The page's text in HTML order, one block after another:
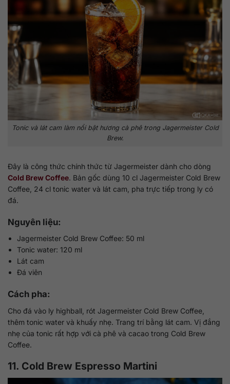
Tonic và lát cam làm nổi bật hương cà phê trong Jagermeister Cold
Brew.
Đây là công thức chính thức từ Jagermeister dành cho dòng
Cold Brew Coffee. Bản gốc dùng 10 cl Jagermeister Cold Brew
Coffee, 24 cl tonic water và lát cam, pha trực tiếp trong ly có
đá.
Nguyên liệu:
Jagermeister Cold Brew Coffee: 50 ml
Tonic water: 120 ml
Lát cam
Đá viên
Cách pha:
Cho đá vào ly highball, rót Jagermeister Cold Brew Coffee,
thêm tonic water và khuấy nhẹ. Trang trí bằng lát cam. Vị đắng
nhẹ của tonic rất hợp với cà phê và cacao trong Cold Brew
Coffee.
11. Cold Brew Espresso Martini